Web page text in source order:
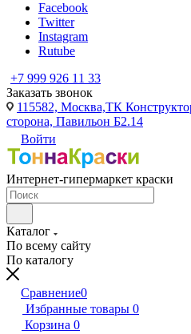
Facebook
Twitter
Instagram
Rutube
+7 999 926 11 33
Заказать звонок
115582, Москва,ТК
сторона, Павильон Б2.14
Войти
Интернет-гипермаркет краски
Каталог
По всему сайту
По каталогу
Сравнение0
Избранные товары 0
Корзина 0